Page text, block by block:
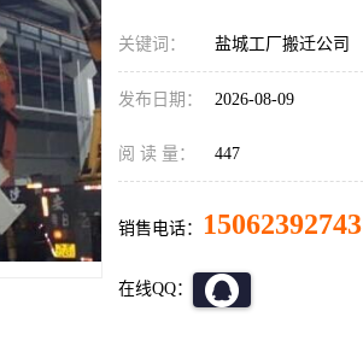
关键词： 盐城工厂搬迁公司
发布日期： 2026-08-09
阅 读 量： 447
销售电话： 15062392743
在线QQ：